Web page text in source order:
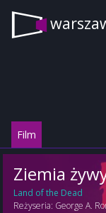
Film
Ziemia
Land of the Dead
Reżyseria: George A.